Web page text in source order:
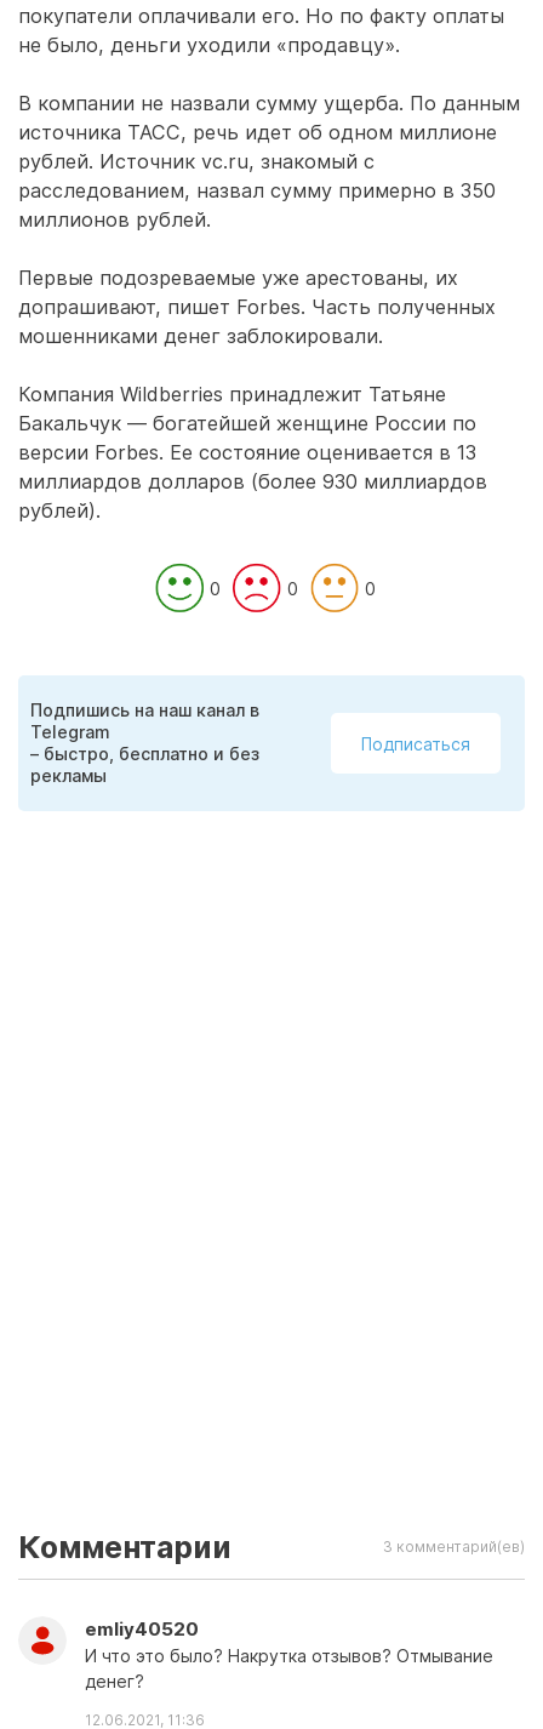
покупатели оплачивали его. Но по факту оплаты
не было, деньги уходили «продавцу».
В компании не назвали сумму ущерба. По данным
источника ТАСС, речь идет об одном миллионе
рублей. Источник vc.ru, знакомый с
расследованием, назвал сумму примерно в 350
миллионов рублей.
Первые подозреваемые уже арестованы, их
допрашивают, пишет Forbes. Часть полученных
мошенниками денег заблокировали.
Компания Wildberries принадлежит Татьяне
Бакальчук — богатейшей женщине России по
версии Forbes. Ее состояние оценивается в 13
миллиардов долларов (более 930 миллиардов
рублей).
0 0 0
Подпишись на наш канал в
Telegram
– быстро, бесплатно и без
рекламы
Подписаться
Комментарии 3 комментарий(ев)
emliy40520
И что это было? Накрутка отзывов? Отмывание
денег?
12.06.2021, 11:36